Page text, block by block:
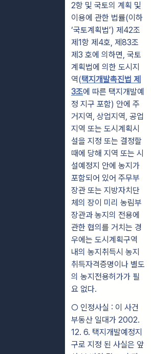
2항 및 국토의 계획 및
이용에 관한 법률(이하
‘국토계획법’) 제42조
제1항 제4호, 제83조
제3 호에 의하면, 국토
계획법에 의한 도시지
역(택지개발촉진법 제
3조에 따른 택지개발예
정 지구 포함) 안에 주
거지역, 상업지역, 공업
지역 또는 도시계획시
설을 지정 또는 결정할
때에 당해 지역 또는 시
설예정지 안에 농지가
포함되어 있어 주무부
장관 또는 지방자치단
체의 장이 미리 농림부
장관과 농지의 전용에
관한 협의를 거치는 경
우에는 도시계획구역
내의 농지취득시 농지
취득자격증명이나 별도
의 농지전용허가가 필
요 없다.
○ 인정사실 : 이 사건
부동산 일대가 2002.
12. 6. 택지개발예정지
구로 지정 된 사실은 앞